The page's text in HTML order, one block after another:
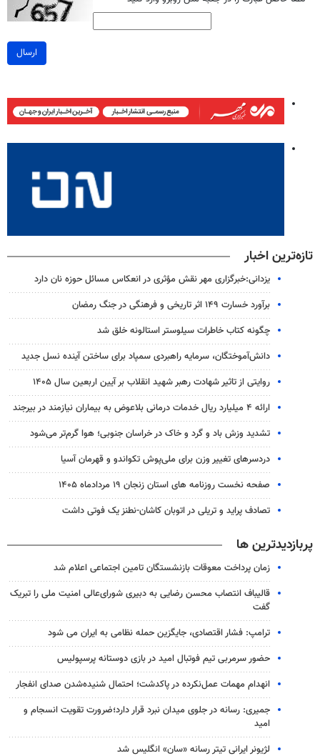
ارسال
تازه‌ترین اخبار
یزدانی:خبرگزاری مهر نقش مؤثری در انعکاس مسائل حوزه نان دارد
برآورد خسارت ۱۴۹ اثر تاریخی و فرهنگی در جنگ رمضان
چگونه کتاب خاطرات سیلوستر استالونه خلق شد
دانش‌آموختگان، سرمایه راهبردی سمپاد برای ساختن آینده نسل جدید
روایتی از تاثیر شهادت رهبر شهید انقلاب بر آیین اربعین سال ۱۴۰۵
ارائه ۴ میلیارد ریال خدمات درمانی بلاعوض به بیماران نیازمند در بیرجند
تشدید وزش باد و گرد و خاک در خراسان جنوبی؛ هوا گرم‌تر می‌شود
دردسرهای تغییر وزن برای ملی‌پوش تکواندو و قهرمان آسیا
صفحه نخست روزنامه های استان زنجان ۱۹ مردادماه ۱۴۰۵
تصادف پراید و تریلی در اتوبان کاشان-نطنز یک فوتی داشت
پربازدیدترین ها
زمان پرداخت معوقات بازنشستگان تامین اجتماعی اعلام شد
قالیباف انتصاب محسن رضایی به دبیری شورای‌عالی امنیت ملی را تبریک
گفت
ترامپ: فشار اقتصادی، جایگزین حمله نظامی به ایران می شود
حضور سرمربی تیم فوتبال امید در بازی دوستانه پرسپولیس
انهدام مهمات عمل‌نکرده در پاکدشت؛ احتمال شنیده‌شدن صدای انفجار
جمیری: رسانه‌ در جلوی میدان نبرد قرار دارد؛ضرورت تقویت انسجام و
امید
لژیونر ایرانی تیتر رسانه «سان» انگلیس شد